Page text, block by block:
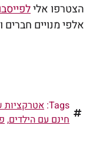
הצטרפו אלי
אלפי מנויים חברים
Tags: אטרקציות
חינם עם הילדים,